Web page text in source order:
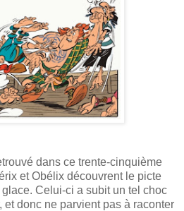
dans ce trente-cinquième
et Obélix découvrent le picte
Celui-ci a subit un tel choc
donc ne parvient pas à raconter